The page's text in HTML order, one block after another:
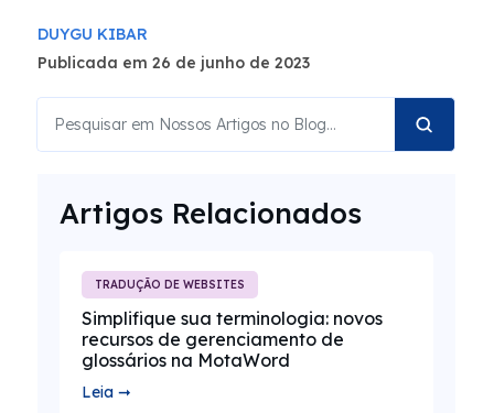
DUYGU KIBAR
Publicada em 26 de junho de 2023
Artigos Relacionados
TRADUÇÃO DE WEBSITES
Simplifique sua terminologia: novos
recursos de gerenciamento de
glossários na MotaWord
Leia ➞